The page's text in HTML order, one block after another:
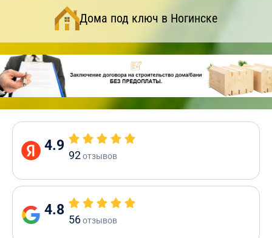
Дома под ключ в Ногинске
4.9
92отзывов
4.8
56отзывов